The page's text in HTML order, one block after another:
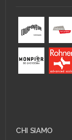
CHI SIAMO